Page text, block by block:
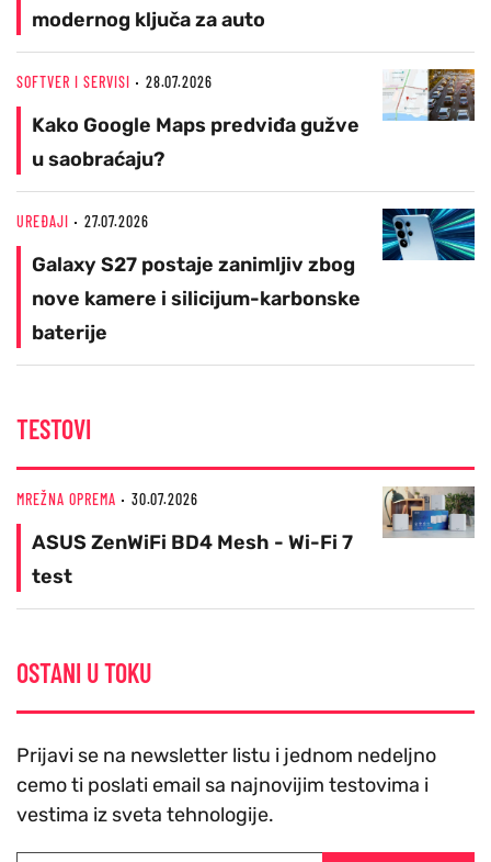
modernog ključa za auto
SOFTVER I SERVISI 28.07.2026
Kako Google Maps predviđa gužve
u saobraćaju?
UREĐAJI 27.07.2026
Galaxy S27 postaje zanimljiv zbog
nove kamere i silicijum-karbonske
baterije
TESTOVI
MREŽNA OPREMA 30.07.2026
ASUS ZenWiFi BD4 Mesh - Wi-Fi 7
test
OSTANI U TOKU
Prijavi se na newsletter listu i jednom nedeljno
cemo ti poslati email sa najnovijim testovima i
vestima iz sveta tehnologije.